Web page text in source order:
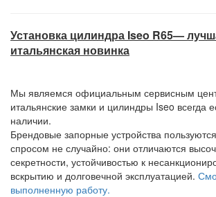
Установка цилиндра Iseo R65—
итальянская новинка
Мы являемся официальным сервисным
итальянские замки и цилиндры Iseo всегда
наличии.
Брендовые запорные устройства
спросом не случайно: они отличаются
секретности, устойчивостью к
вскрытию и долговечной эксплуатацией.
выполненную работу.